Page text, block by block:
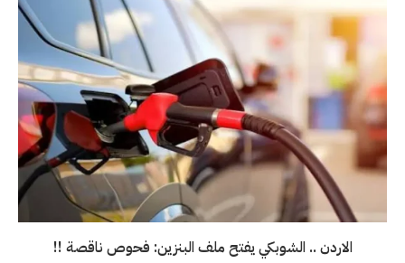
الاردن .. الشوبكي يفتح ملف البنزين: فحوص ناقصة !!